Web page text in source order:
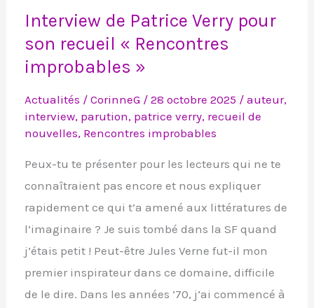
Interview de Patrice Verry pour
son recueil « Rencontres
improbables »
Actualités / CorinneG / 28 octobre 2025 / auteur,
interview, parution, patrice verry, recueil de
nouvelles, Rencontres improbables
Peux-tu te présenter pour les lecteurs qui ne te
connaîtraient pas encore et nous expliquer
rapidement ce qui t’a amené aux littératures de
l’imaginaire ? Je suis tombé dans la SF quand
j’étais petit ! Peut-être Jules Verne fut-il mon
premier inspirateur dans ce domaine, difficile
de le dire. Dans les années ’70, j’ai commencé à
de
Patrice
Verry
son
recueil
improbables »